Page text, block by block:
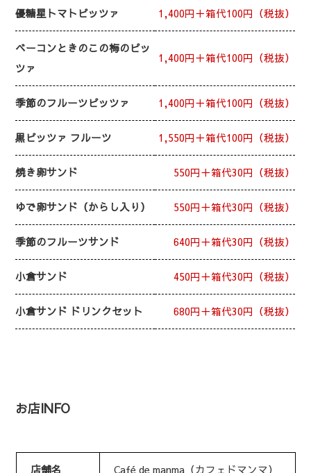
優糖星トマトピッツァ 1,400円＋箱代100円（税抜）
ベーコンときのこの梅のピッ
ツァ
1,400円＋箱代100円（税抜）
季節のフルーツピッツァ 1,400円＋箱代100円（税抜）
黒ピッツァ フルーツ 1,550円＋箱代100円（税抜）
焼き卵サンド 550円＋箱代30円（税抜）
ゆで卵サンド（からし入り） 550円＋箱代30円（税抜）
季節のフルーツサンド 640円＋箱代30円（税抜）
小倉サンド 450円＋箱代30円（税抜）
小倉サンド ドリンクセット 680円＋箱代30円（税抜）
お店INFO
店舗名 Café de manma（カフェドマンマ）